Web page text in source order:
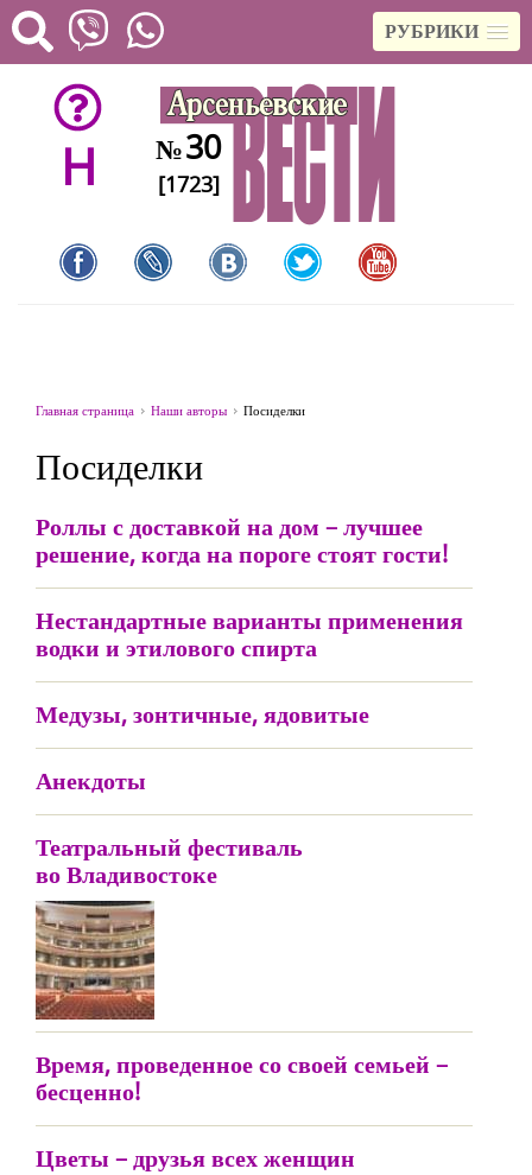
РУБРИКИ
H №30
[1723]
Главная страница Наши авторы Посиделки
Посиделки
Роллы с доставкой на дом – лучшее
решение, когда на пороге стоят гости!
Нестандартные варианты применения
водки и этилового спирта
Медузы, зонтичные, ядовитые
Анекдоты
Театральный фестиваль
во Владивостоке
Время, проведенное со своей семьей –
бесценно!
Цветы – друзья всех женщин